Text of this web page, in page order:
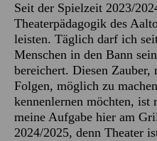
Seit der Spielzeit 2023/
Theaterpädagogik des
leisten. Täglich darf ich
Menschen in den Bann
bereichert. Diesen
Folgen, möglich zu
kennenlernen möchten,
meine Aufgabe hier am
2024/2025, denn Theater